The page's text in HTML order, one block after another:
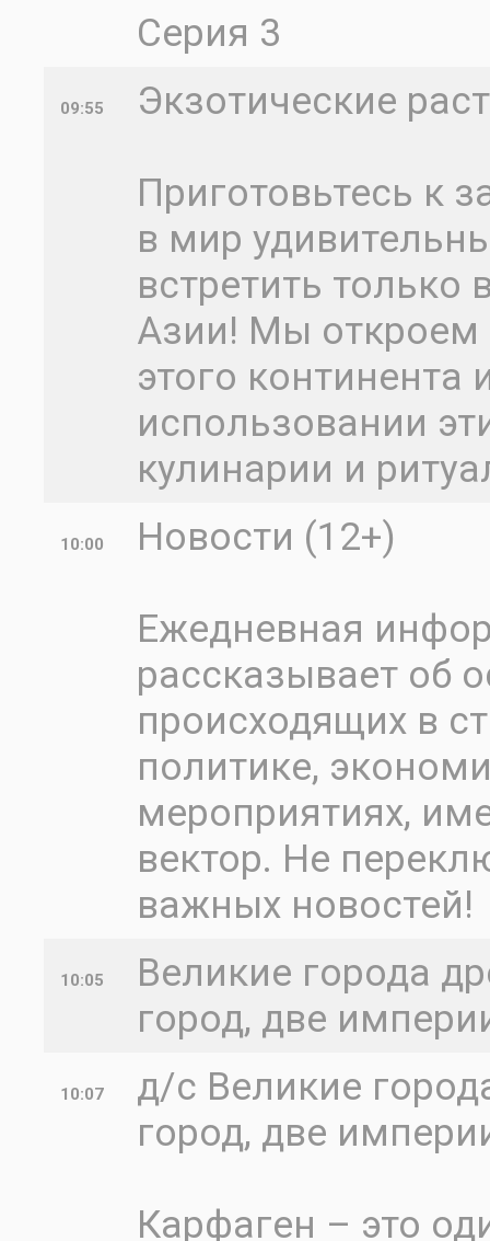
Серия 3
09:55
Экзотические
Приготовьтесь к
в мир
встретить только
Азии! Мы
этого
использовании
кулинарии и
10:00
Новости (12+)
Ежедневная
рассказывает об
происходящих в
политике,
мероприятиях,
вектор. Не
важных новостей!
10:05
Великие города
город, две
10:07
д/с Великие
город, две
Карфаген – это